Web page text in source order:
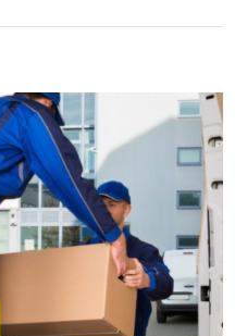
ต่อปริมาณสูง (ทำให้มัน
ใยคาร์บอนหลายพันเส้นจะ
ใยซึ่งอาจจะถูกนำมาใช้ด้วย
องเส้นใยคาร์บอนคือ มี
ง น้ำหนักเบา ทนต่อสารเคมี
รขยายตัวต่อความร้อนต่ำ
วามนิยมมากในอุตสาหกรรม